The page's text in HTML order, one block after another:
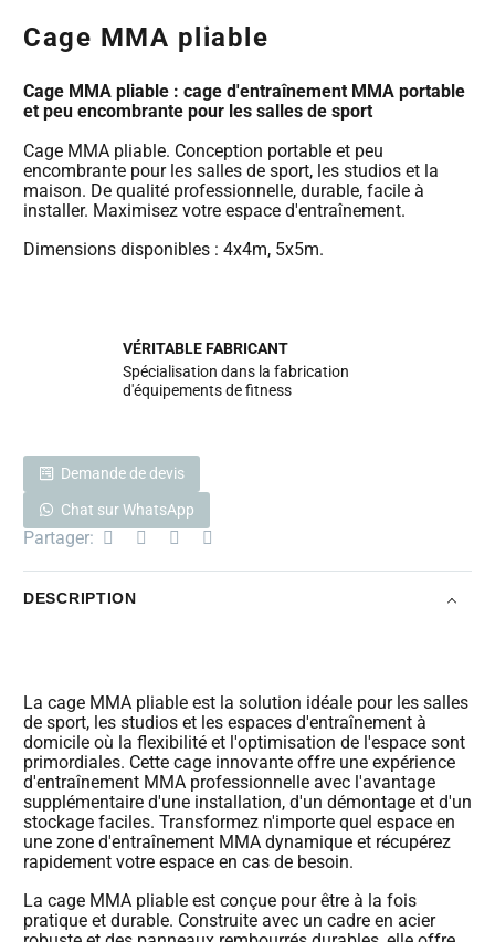
Cage MMA pliable
Cage MMA pliable : cage d'entraînement MMA portable
et peu encombrante pour les salles de sport
Cage MMA pliable. Conception portable et peu
encombrante pour les salles de sport, les studios et la
maison. De qualité professionnelle, durable, facile à
installer. Maximisez votre espace d'entraînement.
Dimensions disponibles : 4x4m, 5x5m.
VÉRITABLE FABRICANT
Spécialisation dans la fabrication
d'équipements de fitness
Demande de devis
Chat sur WhatsApp
Partager:
DESCRIPTION
La cage MMA pliable est la solution idéale pour les salles
de sport, les studios et les espaces d'entraînement à
domicile où la flexibilité et l'optimisation de l'espace sont
primordiales. Cette cage innovante offre une expérience
d'entraînement MMA professionnelle avec l'avantage
supplémentaire d'une installation, d'un démontage et d'un
stockage faciles. Transformez n'importe quel espace en
une zone d'entraînement MMA dynamique et récupérez
rapidement votre espace en cas de besoin.
La cage MMA pliable est conçue pour être à la fois
pratique et durable. Construite avec un cadre en acier